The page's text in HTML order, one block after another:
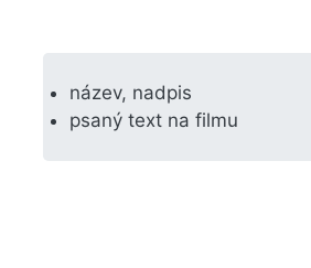
název, nadpis
psaný text na filmu